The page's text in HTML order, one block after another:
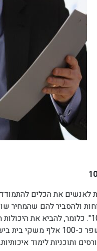
לאנשים את הכלים
ולהסביר להם שהמחיר
"להגדיל את עצמכם פי 10". כלומר,
החזון של החברה הוא
ותוכניות לימוד איכותיות.